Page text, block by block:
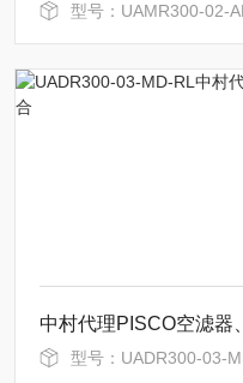
型号：UAMR300-02-
中村代理PISCO空滤器
型号：UADR300-03-